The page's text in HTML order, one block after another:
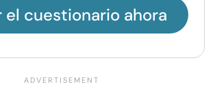
el cuestionario ahora